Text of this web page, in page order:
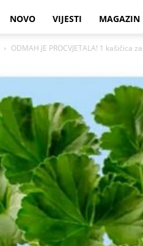
NOVO VIJESTI MAGAZIN
ODMAH JE PROCVJETALA! 1 kašičica